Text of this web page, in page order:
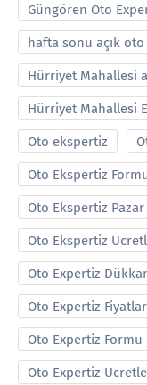
Güngören Oto
hafta sonu açık
Hürriyet Mahallesi
Hürriyet Mahallesi
Oto ekspertiz
Oto Ekspertiz
Oto Ekspertiz Pazar
Oto Ekspertiz
Oto Expertiz
Oto Expertiz
Oto Expertiz Formu
Oto Expertiz